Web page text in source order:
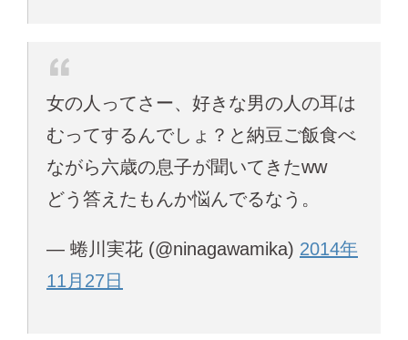
女の人ってさー、好きな男の人の耳は
むってするんでしょ？と納豆ご飯食べ
ながら六歳の息子が聞いてきたww
どう答えたもんか悩んでるなう。
— 蜷川実花 (@ninagawamika) 2014年
11月27日